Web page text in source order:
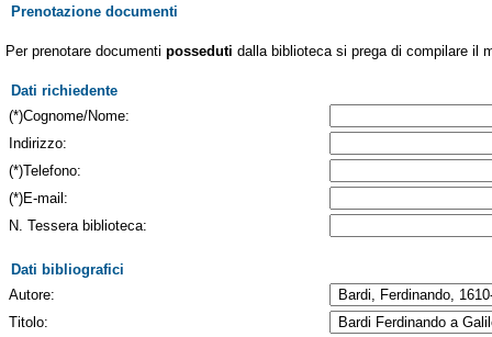
Prenotazione documenti
Per prenotare documenti posseduti dalla biblioteca si prega di compilare il
Dati richiedente
(*)Cognome/Nome:
Indirizzo:
(*)Telefono:
(*)E-mail:
N. Tessera biblioteca:
Dati bibliografici
Autore:
Titolo: